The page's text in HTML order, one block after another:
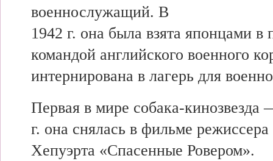
военнослужащий. В
1942 г. она была взята японцами в
командой английского военного
интернирована в лагерь для
Первая в мире собака-
г. она снялась в фильме
Хепуэрта «Спасенные Ровером».